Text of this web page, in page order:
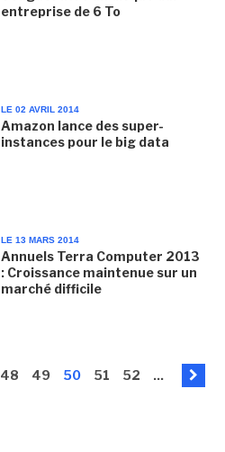
entreprise de 6 To
LE 02 AVRIL 2014
Amazon lance des super-
instances pour le big data
LE 13 MARS 2014
Annuels Terra Computer 2013
: Croissance maintenue sur un
marché difficile
48 49 50 51 52 ...